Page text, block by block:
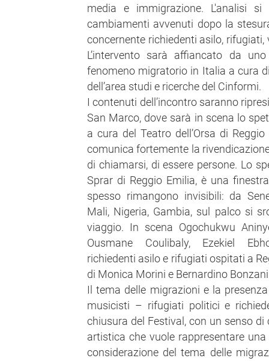
media e immigrazione. L'analisi
cambiamenti avvenuti dopo la
concernente richiedenti asilo,
L’intervento sarà affiancato da
fenomeno migratorio in Italia a cura
dell’area studi e ricerche del Cinformi.
I contenuti dell’incontro saranno
San Marco, dove sarà in scena lo
a cura del Teatro dell’Orsa di
comunica fortemente la
di chiamarsi, di essere persone. Lo
Sprar di Reggio Emilia, è una
spesso rimangono invisibili: da
Mali, Nigeria, Gambia, sul palco si
viaggio. In scena Ogochukwu
Ousmane Coulibaly, Ezekiel
richiedenti asilo e rifugiati ospitati a
di Monica Morini e Bernardino
Il tema delle migrazioni e la
musicisti – rifugiati politici e
chiusura del Festival, con un senso
artistica che vuole rappresentare
considerazione del tema delle